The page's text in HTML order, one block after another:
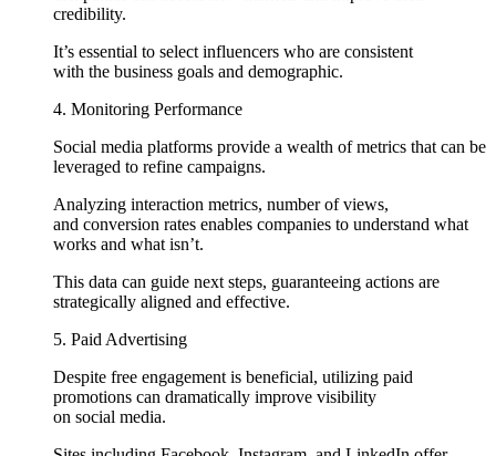
credibility.
It’s essential to select influencers who are consistent
with the business goals and demographic.
4. Monitoring Performance
Social media platforms provide a wealth of metrics that can be
leveraged to refine campaigns.
Analyzing interaction metrics, number of views,
and conversion rates enables companies to understand what
works and what isn’t.
This data can guide next steps, guaranteeing actions are
strategically aligned and effective.
5. Paid Advertising
Despite free engagement is beneficial, utilizing paid
promotions can dramatically improve visibility
on social media.